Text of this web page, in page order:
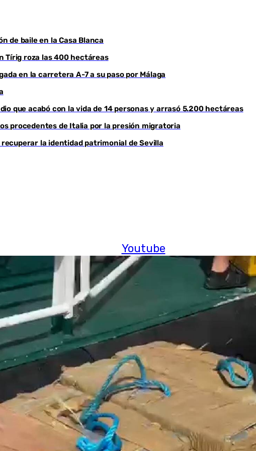
Youtube
de baile en la Casa Blanca
Tírig roza las 400 hectáreas
en la carretera A-7 a su paso por Málaga
que acabó con la vida de 14 personas y arrasó 5.200 hectáreas
procedentes de Italia por la presión migratoria
la identidad patrimonial de Sevilla